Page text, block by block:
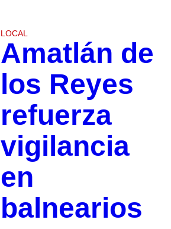
LOCAL
Amatlán de
los Reyes
refuerza
vigilancia
en
balnearios